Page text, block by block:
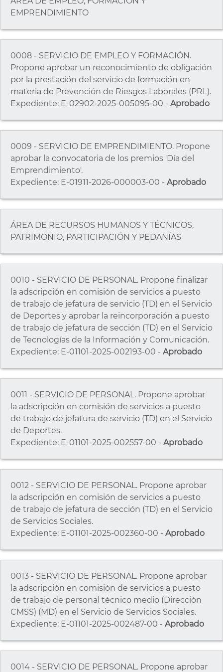
EMPRENDIMIENTO
0008 - SERVICIO DE EMPLEO Y FORMACIÓN.
Propone aprobar un reconocimiento de obligación
por la prestación del servicio de formación en
materia de Prevención de Riesgos Laborales (PRL).
Expediente: E-02902-2025-005095-00 - Aprobado
0009 - SERVICIO DE EMPRENDIMIENTO. Propone
aprobar la convocatoria de los premios 'Día del
Emprendimiento'.
Expediente: E-01911-2026-000003-00 - Aprobado
ÁREA DE RECURSOS HUMANOS Y TÉCNICOS,
PATRIMONIO, PARTICIPACIÓN Y PEDANÍAS
0010 - SERVICIO DE PERSONAL. Propone finalizar
la adscripción en comisión de servicios a puesto
de trabajo de jefatura de servicio (TD) en el Servicio
de Deportes y aprobar la reincorporación a puesto
de trabajo de jefatura de sección (TD) en el Servicio
de Tecnologías de la Información y Comunicación.
Expediente: E-01101-2025-002193-00 - Aprobado
0011 - SERVICIO DE PERSONAL. Propone aprobar
la adscripción en comisión de servicios a puesto
de trabajo de jefatura de servicio (TD) en el Servicio
de Deportes.
Expediente: E-01101-2025-002557-00 - Aprobado
0012 - SERVICIO DE PERSONAL. Propone aprobar
la adscripción en comisión de servicios a puesto
de trabajo de jefatura de sección (TD) en el Servicio
de Servicios Sociales.
Expediente: E-01101-2025-002360-00 - Aprobado
0013 - SERVICIO DE PERSONAL. Propone aprobar
la adscripción en comisión de servicios a puesto
de trabajo de personal técnico medio (Dirección
CMSS) (MD) en el Servicio de Servicios Sociales.
Expediente: E-01101-2025-002487-00 - Aprobado
0014 - SERVICIO DE PERSONAL. Propone aprobar